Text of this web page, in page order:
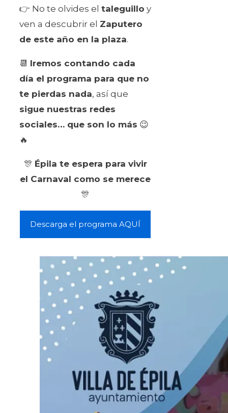
👉 No te olvides el taleguillo y
ven a descubrir el Zaputero
de este año en la plaza.
📆 Iremos contando cada
día el programa para que no
te pierdas nada, así que
sigue nuestras redes
sociales… que son lo más 😉
🔥
🎊 Épila te espera para vivir
el Carnaval como se merece
🎊
Descarga el programa AQUÍ